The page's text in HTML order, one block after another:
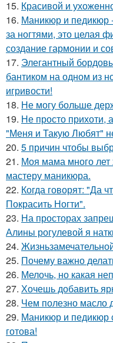
15. Красивой и
16. Маникюр и педикюр
за ногтями, это целая
создание гармонии и
17. Элегантный
бантиком на одном из
игривости!
18. Не могу больше
19. Не просто прихоти,
"Меня и Такую Любят"
20. 5 причин чтобы
21. Моя мама много лет
мастеру маникюра.
22. Когда говорят: "Да
Покрасить Ногти".
23. На просторах
Алины рогулевой я
24.
25. Почему важно
26. Мелочь, но какая
27. Хочешь добавить
28. Чем полезно масло
29. Маникюр и педикюр
готова!